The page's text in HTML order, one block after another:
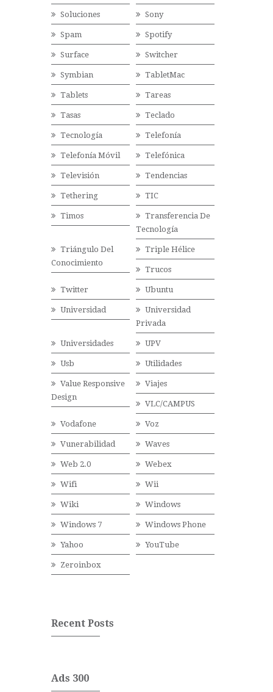
Soluciones Sony
Spam Spotify
Surface Switcher
Symbian TabletMac
Tablets Tareas
Tasas Teclado
Tecnología Telefonía
Telefonía Móvil Telefónica
Televisión Tendencias
Tethering TIC
Timos
Transferencia De
Tecnología
Triángulo Del
Conocimiento
Triple Hélice
Trucos
Twitter Ubuntu
Universidad
Universidad
Privada
Universidades UPV
Usb Utilidades
Value Responsive
Design
Viajes
VLC/CAMPUS
Vodafone Voz
Vunerabilidad Waves
Web 2.0 Webex
Wifi Wii
Wiki Windows
Windows 7 Windows Phone
Yahoo YouTube
Zeroinbox
Recent Posts
Ads 300